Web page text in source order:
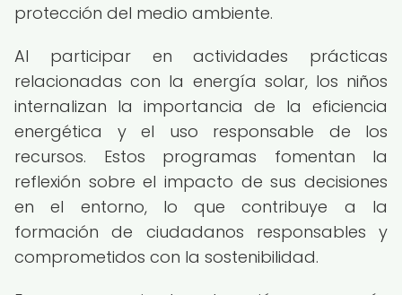
protección del medio ambiente.
Al participar en actividades prácticas
relacionadas con la energía solar, los niños
internalizan la importancia de la eficiencia
energética y el uso responsable de los
recursos. Estos programas fomentan la
reflexión sobre el impacto de sus decisiones
en el entorno, lo que contribuye a la
formación de ciudadanos responsables y
comprometidos con la sostenibilidad.